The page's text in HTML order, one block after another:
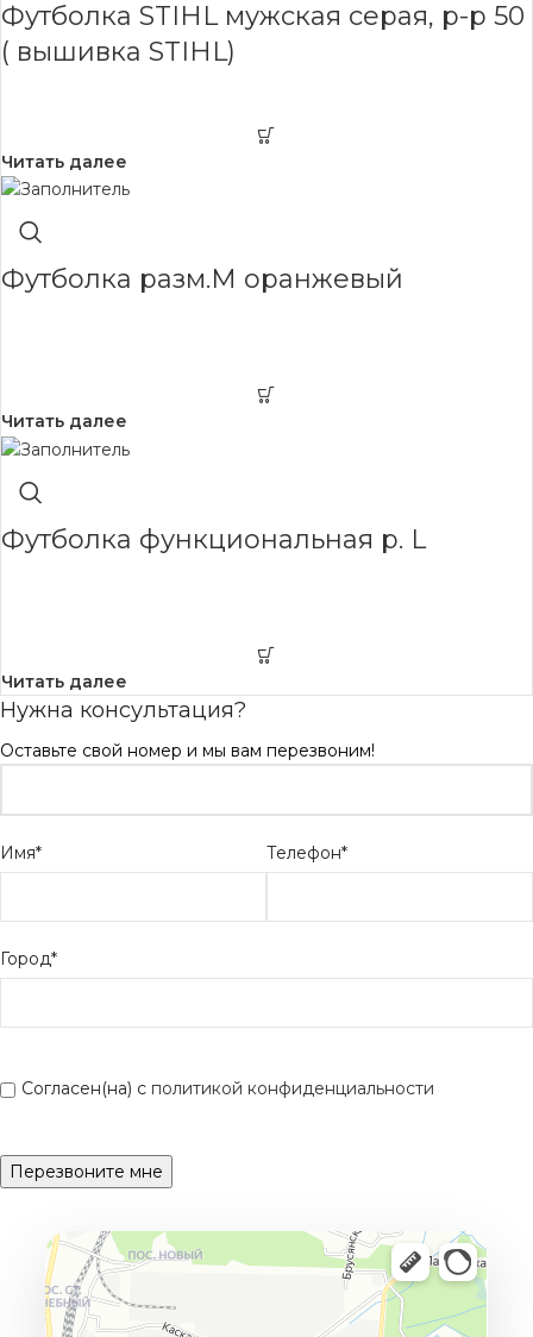
Футболка STIHL мужская серая, р-р 50
( вышивка STIHL)
Читать далее
Футболка разм.М оранжевый
Читать далее
Футболка функциональная р. L
Читать далее
Нужна консультация?
Оставьте свой номер и мы вам перезвоним!
Имя* Телефон*
Город*
Согласен(на) с политикой конфиденциальности